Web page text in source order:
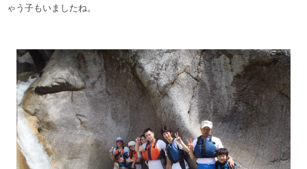
ゃう子もいましたね。